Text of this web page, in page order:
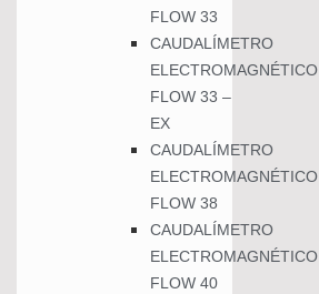
FLOW 33
CAUDALÍMETRO
ELECTROMAGNÉTICO
FLOW 33 –
EX
CAUDALÍMETRO
ELECTROMAGNÉTICO
FLOW 38
CAUDALÍMETRO
ELECTROMAGNÉTICO
FLOW 40